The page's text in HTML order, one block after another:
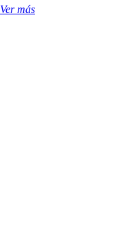
Ver más